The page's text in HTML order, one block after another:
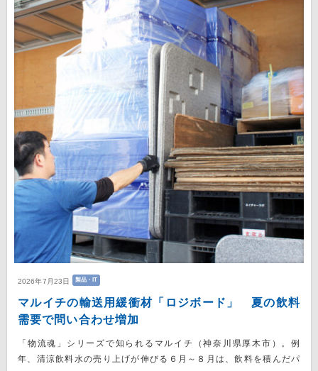
2026年7月23日 製品・IT
マルイチの輸送用緩衝材「ロジボード」 夏の飲料
需要で問い合わせ増加
「物流魂」シリーズで知られるマルイチ（神奈川県厚木市）。例
年、清涼飲料水の売り上げが伸びる６月～８月は、飲料を積んだパ